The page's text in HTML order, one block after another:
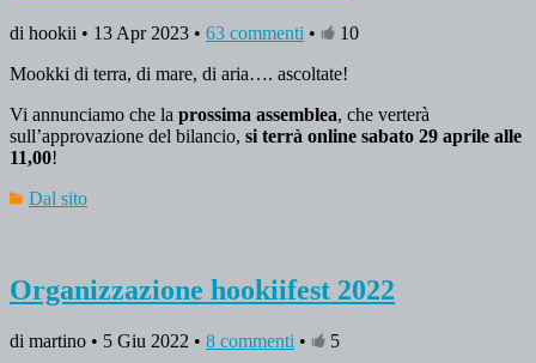
di hookii • 13 Apr 2023 • 63 commenti •
10
Mookki di terra, di mare, di aria…. ascoltate!
Vi annunciamo che la prossima assemblea, che verterà
sull’approvazione del bilancio, si terrà online sabato 29 aprile alle
11,00!
Dal sito
Organizzazione hookiifest 2022
di martino • 5 Giu 2022 • 8 commenti •
5